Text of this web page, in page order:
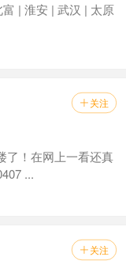
| 淮安 | 武汉 | 太原
 关注
了！在网上一看还真
...
 关注